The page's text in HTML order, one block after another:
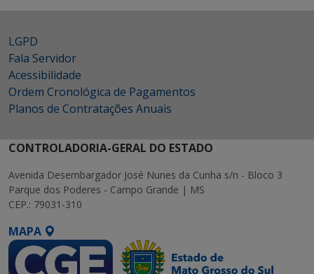
LGPD
Fala Servidor
Acessibilidade
Ordem Cronológica de Pagamentos
Planos de Contratações Anuais
CONTROLADORIA-GERAL DO ESTADO
Avenida Desembargador José Nunes da Cunha s/n - Bloco 3
Parque dos Poderes - Campo Grande | MS
CEP.: 79031-310
MAPA